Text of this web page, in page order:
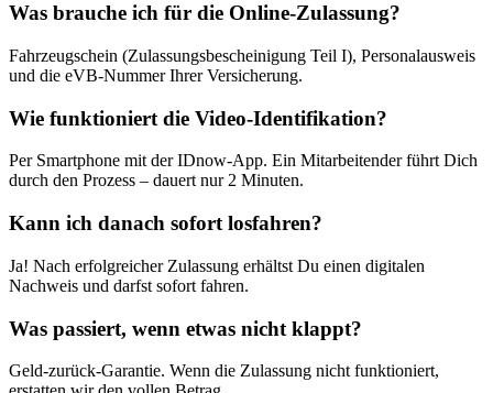
Was brauche ich für die Online-Zulassung?
Fahrzeugschein (Zulassungsbescheinigung Teil I), Personalausweis
und die eVB-Nummer Ihrer Versicherung.
Wie funktioniert die Video-Identifikation?
Per Smartphone mit der IDnow-App. Ein Mitarbeitender führt Dich
durch den Prozess – dauert nur 2 Minuten.
Kann ich danach sofort losfahren?
Ja! Nach erfolgreicher Zulassung erhältst Du einen digitalen
Nachweis und darfst sofort fahren.
Was passiert, wenn etwas nicht klappt?
Geld-zurück-Garantie. Wenn die Zulassung nicht funktioniert,